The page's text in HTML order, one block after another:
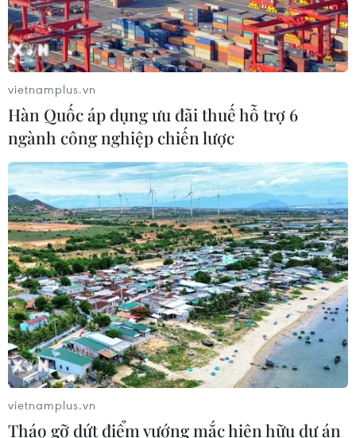
vietnamplus.vn
Hàn Quốc áp dụng ưu đãi thuế hỗ trợ 6
ngành công nghiệp chiến lược
vietnamplus.vn
Tháo gỡ dứt điểm vướng mắc hiện hữu dự án